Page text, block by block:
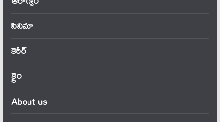
సినిమా
కెరీర్
క్రైం
About us